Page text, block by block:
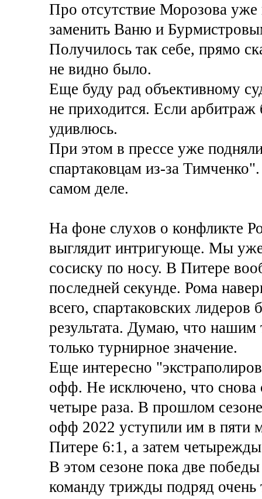
Про отсутствие Морозова
заменить Ваню и
Получилось так себе, прямо
не видно было.
Еще буду рад объективному
не приходится. Если
удивлюсь.
При этом в прессе уже
спартаковцам из-за
самом деле.
На фоне слухов о конфликте
выглядит интригующе. Мы уже
сосиску по носу. В Питере
последней секунде. Рома
всего, спартаковских лидеров
результата. Думаю, что нашим
только турнирное значение.
Еще интересно
офф. Не исключено, что снова
четыре раза. В прошлом
офф 2022 уступили им в пяти
Питере 6:1, а затем
В этом сезоне пока две
команду трижды подряд очень